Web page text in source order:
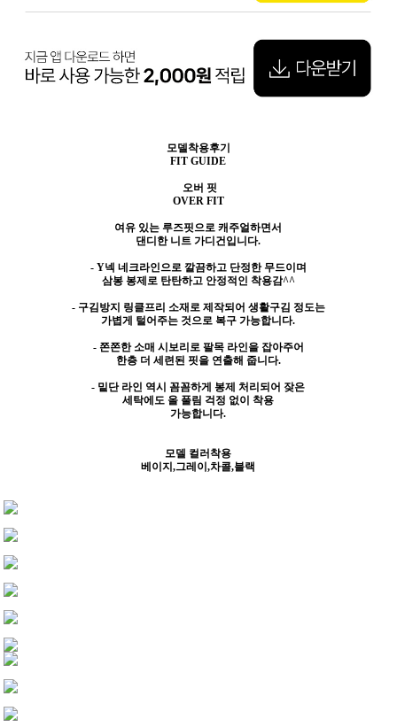
모델착용후기
FIT GUIDE
오버 핏
OVER FIT
여유 있는 루즈핏으로 캐주얼하면서
댄디한 니트 가디건입니다.
- Y넥 네크라인으로 깔끔하고 단정한 무드이며
삼봉 봉제로 탄탄하고 안정적인 착용감^^
- 구김방지 링클프리 소재로 제작되어 생활구김 정도는
가볍게 털어주는 것으로 복구 가능합니다.
- 쫀쫀한 소매 시보리로 팔목 라인을 잡아주어
한층 더 세련된 핏을 연출해 줍니다.
- 밑단 라인 역시 꼼꼼하게 봉제 처리되어 잦은
세탁에도 올 풀림 걱정 없이 착용
가능합니다.
모델 컬러착용
베이지,그레이,차콜,블랙